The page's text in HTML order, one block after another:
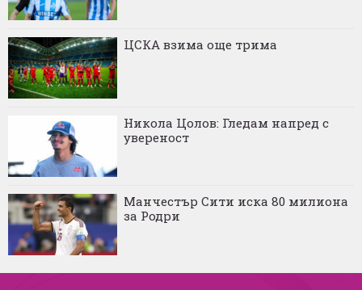
ЦСКА взима още трима
Никола Цолов: Гледам напред с
увереност
Манчестър Сити иска 80 милиона
за Родри